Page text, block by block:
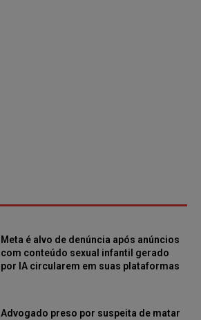
Meta é alvo de denúncia após anúncios
com conteúdo sexual infantil gerado
por IA circularem em suas plataformas
Advogado preso por suspeita de matar